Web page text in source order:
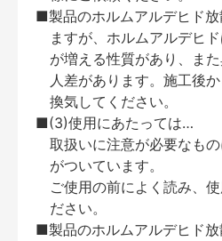
■製品のホルムアルデヒド放
ますが、ホルムアルデヒ
が増える性質があり、ま
人差があります。施工後
換気してください。
■(3)使用にあたっては…
取扱いに注意が必要なもの
がついています。
ご使用の前によく読み、
ださい。
■製品のホルムアルデヒド放